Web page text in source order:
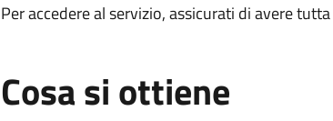
Per accedere al servizio, assicurati di avere
Cosa si ottiene